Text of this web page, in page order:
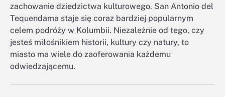
zachowanie dziedzictwa kulturowego, San Antonio del
Tequendama staje się coraz bardziej popularnym
celem podróży w Kolumbii. Niezależnie od tego, czy
jesteś miłośnikiem historii, kultury czy natury, to
miasto ma wiele do zaoferowania każdemu
odwiedzającemu.